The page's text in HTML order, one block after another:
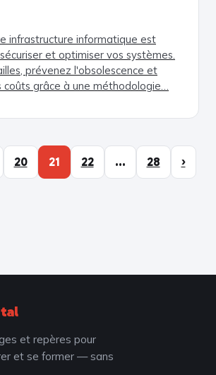
infrastructure informatique est
et optimiser vos systèmes.
prévenez l'obsolescence et
coûts grâce à une méthodologie…
20 21 22 … 28 ›
et repères pour
et se former — sans